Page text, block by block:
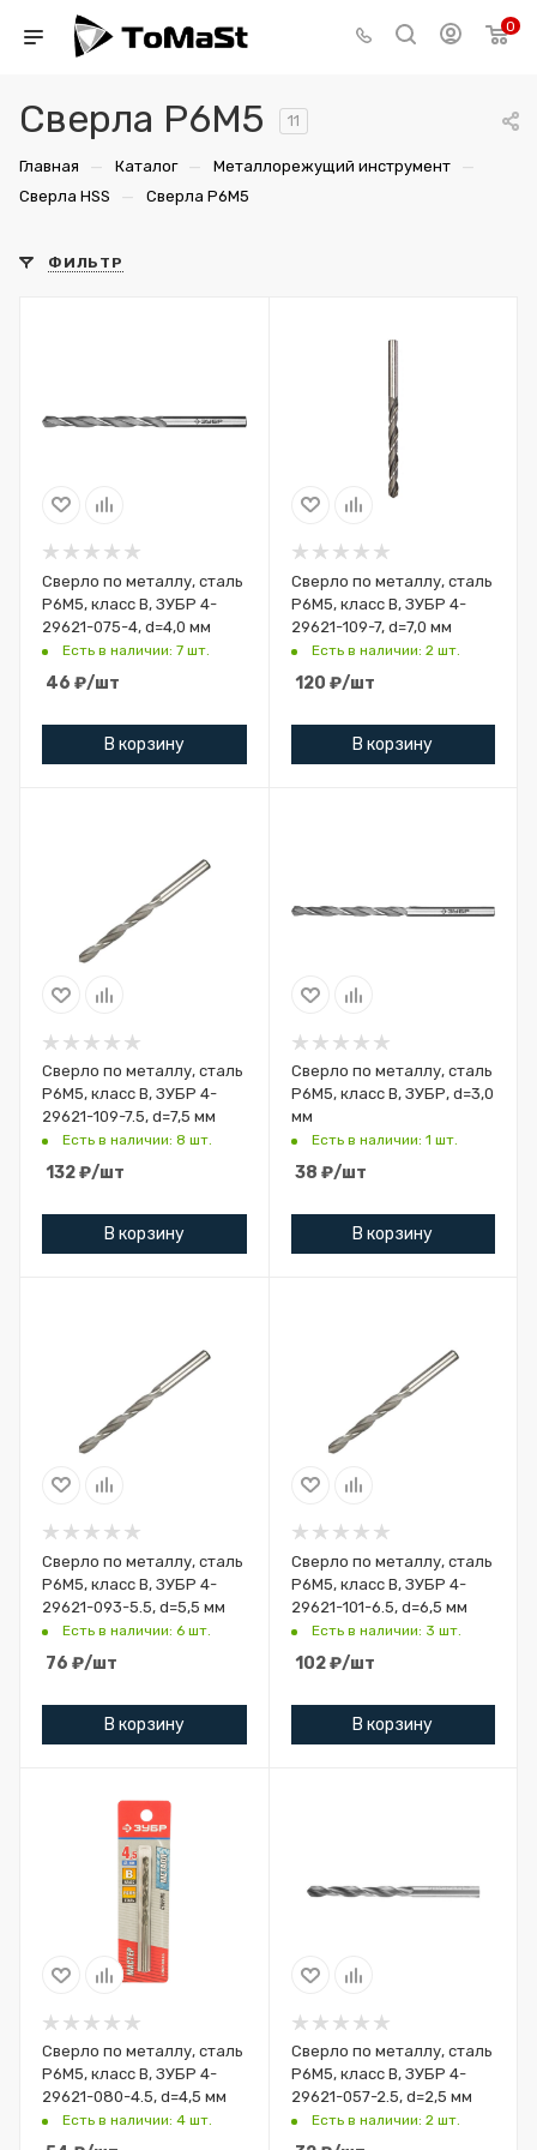
0
Сверла Р6М5 11
Главная — Каталог — Металлорежущий инструмент —
Сверла HSS — Сверла Р6М5
ФИЛЬТР
Сверло по металлу, сталь
Р6М5, класс В, ЗУБР 4-
29621-075-4, d=4,0 мм
Есть в наличии: 7 шт.
46 ₽/шт
В корзину
Сверло по металлу, сталь
Р6М5, класс В, ЗУБР 4-
29621-109-7, d=7,0 мм
Есть в наличии: 2 шт.
120 ₽/шт
В корзину
Сверло по металлу, сталь
Р6М5, класс В, ЗУБР 4-
29621-109-7.5, d=7,5 мм
Есть в наличии: 8 шт.
132₽/шт
В корзину
Сверло по металлу, сталь
Р6М5, класс В, ЗУБР, d=3,0
мм
Есть в наличии: 1 шт.
38 ₽/шт
В корзину
Сверло по металлу, сталь
Р6М5, класс В, ЗУБР 4-
29621-093-5.5, d=5,5 мм
Есть в наличии: 6 шт.
76 ₽/шт
В корзину
Сверло по металлу, сталь
Р6М5, класс В, ЗУБР 4-
29621-101-6.5, d=6,5 мм
Есть в наличии: 3 шт.
102₽/шт
В корзину
Сверло по металлу, сталь
Р6М5, класс В, ЗУБР 4-
29621-080-4.5, d=4,5 мм
Есть в наличии: 4 шт.
Сверло по металлу, сталь
Р6М5, класс В, ЗУБР 4-
29621-057-2.5, d=2,5 мм
Есть в наличии: 2 шт.